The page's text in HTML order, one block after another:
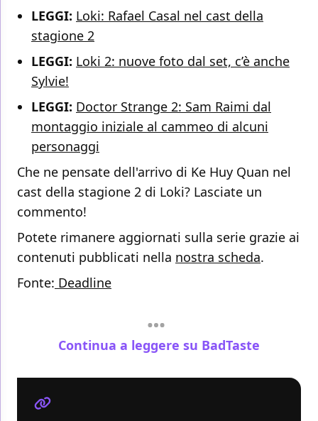
LEGGI: Loki: Rafael Casal nel cast della
stagione 2
LEGGI: Loki 2: nuove foto dal set, c’è anche
Sylvie!
LEGGI: Doctor Strange 2: Sam Raimi dal
montaggio iniziale al cammeo di alcuni
personaggi
Che ne pensate dell'arrivo di Ke Huy Quan nel
cast della stagione 2 di Loki? Lasciate un
commento!
Potete rimanere aggiornati sulla serie grazie ai
contenuti pubblicati nella nostra scheda.
Fonte: Deadline
Continua a leggere su BadTaste